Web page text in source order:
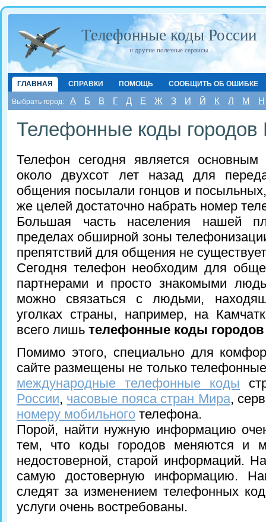
Телефонные коды России
и другие полезные сервисы
ГЛАВНАЯ СПРАВКИ ПОМОЩЬ СООБЩИТЬ ОБ ОШИБКЕ
Выбрать город: А Б В Г Д Е Ж З И Й К Л М Н
Телефонные коды городов
Телефон сегодня является
около двухсот лет назад для
общения посылали гонцов и
же целей достаточно набрать номер
Большая часть населения нашей
пределах обширной зоны
препятствий для общения не
Сегодня телефон необходим для
партнерами и просто знакомыми
можно связаться с людьми,
уголках страны, например, на
всего лишь телефонные коды
Помимо этого, специально для
сайте размещены не только
международные телефонные коды
России, часовые пояса стран Мира,
номеру мобильного телефона.
Порой, найти нужную информацию
тем, что коды городов меняются и
недостоверной, старой информаций.
самую достоверную информацию.
следят за изменением телефонных
услуги очень востребованы.